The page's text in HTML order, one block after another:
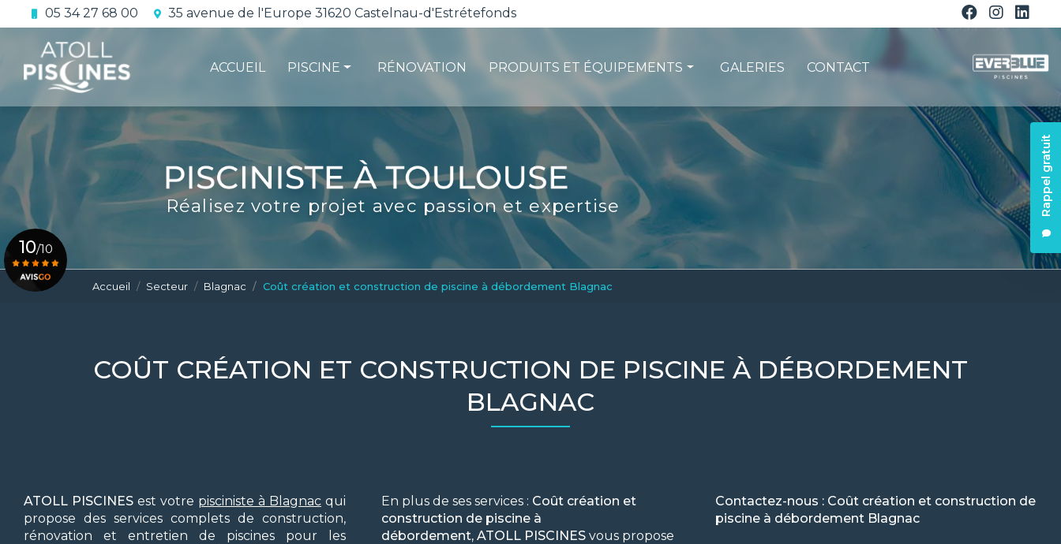
au
contenu
principal
05 34 27 68 00 35 avenue de l'Europe 31620 Castelnau-d'Estrétefonds
Rappel gratuit
ACCUEIL PISCINE
L'étanchéité
La conformité
Le contrat d'entretien
RÉNOVATION PRODUITS ET ÉQUIPEMENTS
Les pompes à chaleur
La filtration
Les robots piscines
Volets et sécurité
La stérilisation
Les abris
Spas-Balnéo
GALERIES CONTACT
Réalisez votre projet avec passion et expertise
10/10
Accueil Secteur Blagnac Coût création et construction de piscine à débordement Blagnac
COÛT CRÉATION ET CONSTRUCTION DE PISCINE À DÉBORDEMENT
BLAGNAC
ATOLL PISCINES est votre pisciniste à Blagnac qui
propose des services complets de construction,
rénovation et entretien de piscines pour les
En plus de ses services : Coût création et
construction de piscine à
débordement, ATOLL PISCINESvous propose
Contactez-nous : Coût création et construction de
piscine à débordement Blagnac